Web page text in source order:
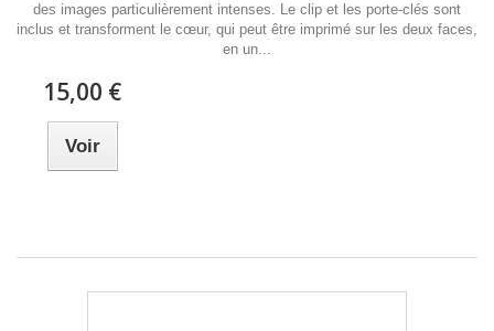
des images particulièrement intenses. Le clip et les porte-clés sont
inclus et transforment le cœur, qui peut être imprimé sur les deux faces,
en un...
15,00 €
Voir